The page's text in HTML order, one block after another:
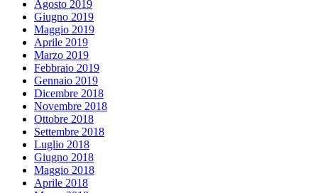
Agosto 2019
Giugno 2019
Maggio 2019
Aprile 2019
Marzo 2019
Febbraio 2019
Gennaio 2019
Dicembre 2018
Novembre 2018
Ottobre 2018
Settembre 2018
Luglio 2018
Giugno 2018
Maggio 2018
Aprile 2018